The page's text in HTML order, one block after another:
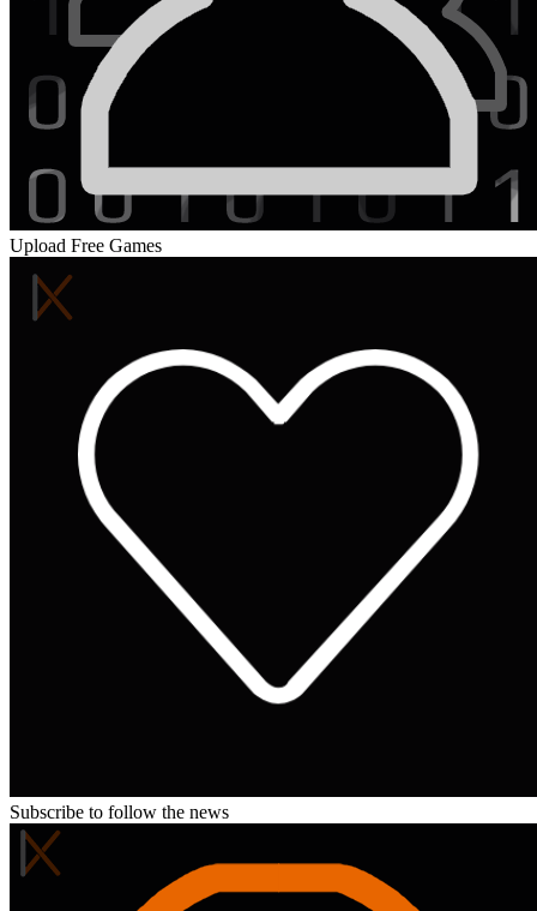
Upload Free Games
Subscribe to follow the news